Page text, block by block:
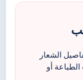
الشعار
أو